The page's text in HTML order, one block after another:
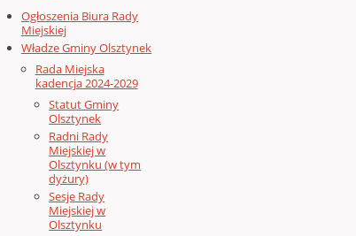
Ogłoszenia Biura Rady
Miejskiej
Władze Gminy Olsztynek
Rada Miejska
kadencja 2024-2029
Statut Gminy
Olsztynek
Radni Rady
Miejskiej w
Olsztynku (w tym
dyżury)
Sesje Rady
Miejskiej w
Olsztynku